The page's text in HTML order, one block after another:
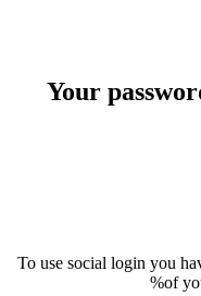
Your
To use social login you
of